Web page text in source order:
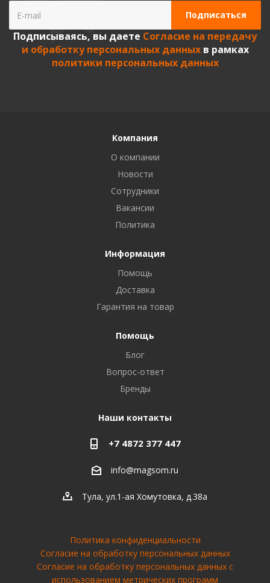
Подписываясь, вы даете Согласие на передачу
и обработку персональных данныхв рамках
политики персональных данных
Компания
О компании
Новости
Сотрудники
Вакансии
Политика
Информация
Помощь
Доставка
Гарантия на товар
Помощь
Блог
Вопрос-ответ
Бренды
Наши контакты
+7 4872 377 447
info@magsom.ru
Тула, ул.1-ая Хомутовка, д.38а
Политика конфиденциальности
Согласие на обработку персональных данных
Cогласие на обработку персональных данных с
использованием метрических программ